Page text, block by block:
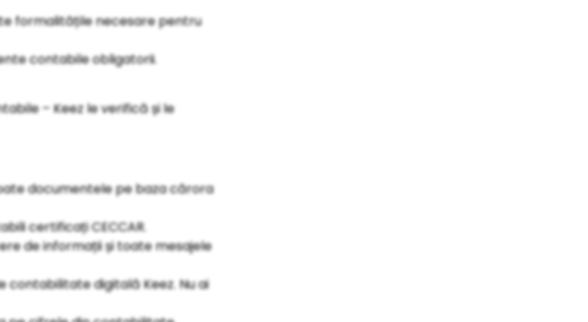
formalitățile necesare pentru
contabile obligatorii.
– Keez le verifică și le
documentele pe baza cărora
certificați CECCAR.
de informații și toate mesajele
contabilitate digitală Keez. Nu ai